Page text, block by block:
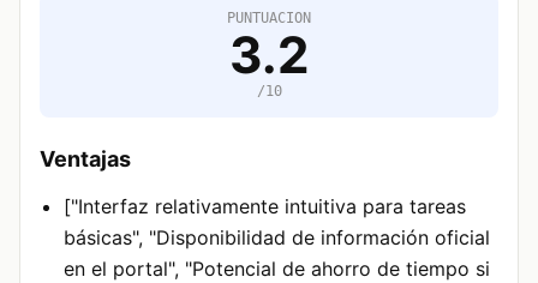
PUNTUACION
3.2
/10
Ventajas
["Interfaz relativamente intuitiva para tareas
básicas", "Disponibilidad de información oficial
en el portal", "Potencial de ahorro de tiempo si